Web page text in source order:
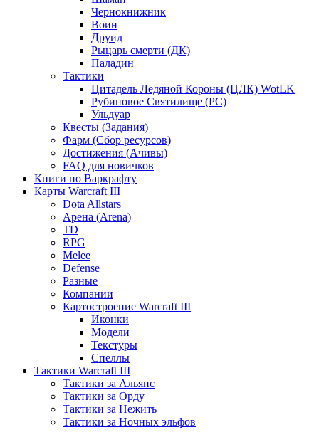
Чернокнижник
Воин
Друид
Рыцарь смерти (ДК)
Паладин
Тактики
Цитадель Ледяной Короны (ЦЛК) WotLK
Рубиновое Святилище (РС)
Ульдуар
Квесты (Задания)
Фарм (Сбор ресурсов)
Достижения (Ачивы)
FAQ для новичков
Книги по Варкрафту
Карты Warcraft III
Dota Allstars
Арена (Arena)
TD
RPG
Melee
Defense
Разные
Компании
Картостроение Warcraft III
Иконки
Модели
Текстуры
Спеллы
Тактики Warcraft III
Тактики за Альянс
Тактики за Орду
Тактики за Нежить
Тактики за Ночных эльфов